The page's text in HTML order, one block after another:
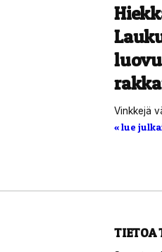
Vinkkejä
« lue
TIETOA